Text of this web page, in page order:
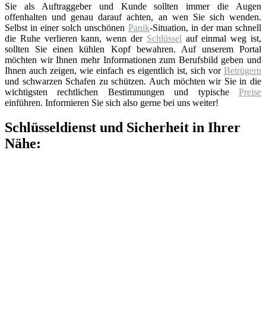
Sie als Auftraggeber und Kunde sollten immer die Augen
offenhalten und genau darauf achten, an wen Sie sich wenden.
Selbst in einer solch unschönen Panik-Situation, in der man schnell
die Ruhe verlieren kann, wenn der Schlüssel auf einmal weg ist,
sollten Sie einen kühlen Kopf bewahren. Auf unserem Portal
möchten wir Ihnen mehr Informationen zum Berufsbild geben und
Ihnen auch zeigen, wie einfach es eigentlich ist, sich vor Betrügern
und schwarzen Schafen zu schützen. Auch möchten wir Sie in die
wichtigsten rechtlichen Bestimmungen und typische Preise
einführen. Informieren Sie sich also gerne bei uns weiter!
Schlüsseldienst und Sicherheit in Ihrer
Nähe: